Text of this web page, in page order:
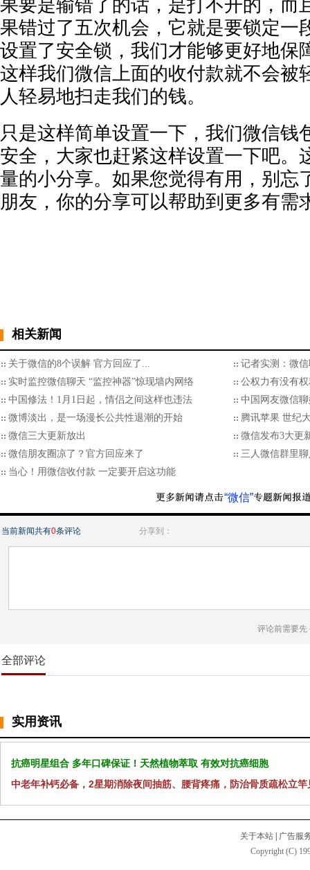
果要是输错了的话，是打不开的，而
果错过了五次机会，它就是要锁定一
设置了安全锁，我们才能够更好地保
这样我们微信上面的收付款就不会被
人轻易地扫走我们的钱。
只是这样简单设置一下，我们微信钱
安全，大家也赶紧这样设置一下吧。
量的小分享。如果您觉得有用，别忘
朋友，你的分享可以帮助到更多有需
相关新闻
关于微信的8个误解 官方回应了...
记者实测：微
实时监控微信聊天 “监控神器”惊现墙内网络
公权力有没有
中国修法！1月1日起，情侣之间这样也违法
中国网友微信
​微博淡出，是一场漫长公共性退潮的开始
腾讯苹果 世纪
微信三大更新放出
微信发布3大更
微信朋友圈凉了？官方回应来了
三人微信群里
当心！用微信收付款 一定要开启这功能
“微信”
当前新闻共有0条评论 分享到：
评论前需要先
全部评论
实用资讯
抗癌明星组合 多年口碑保证！天然植物萃取 有效对抗癌细胞
中老年补钙必备，2星期消除夜间抽筋、腰背疼痛，防治骨质疏松立竿
关于本站
广告服
Copyright (C)